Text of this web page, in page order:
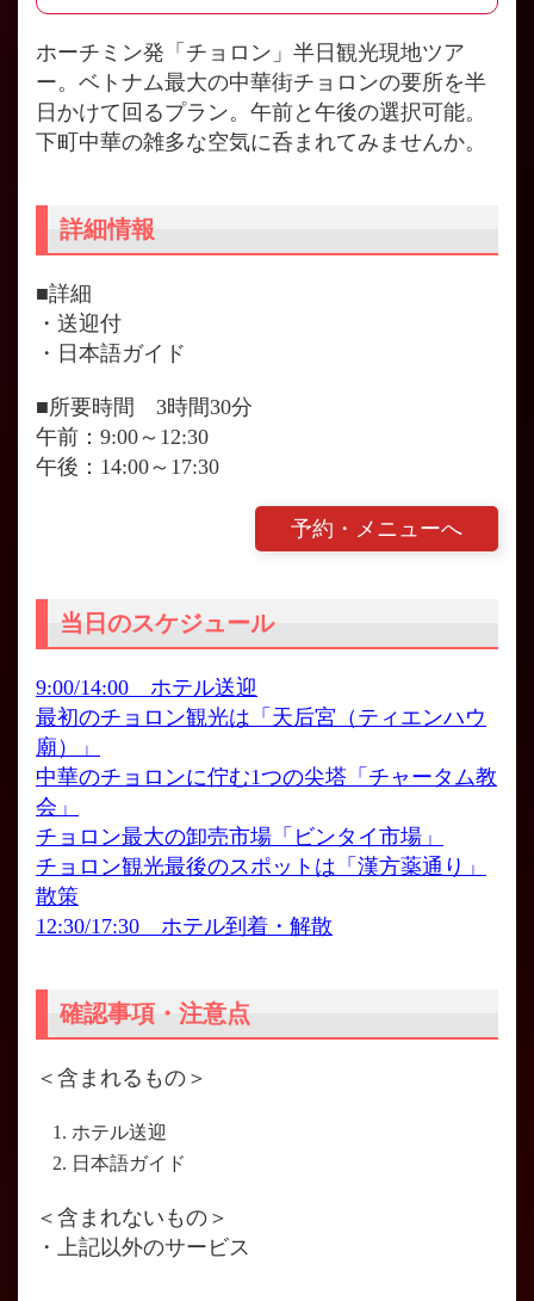
ホーチミン発「チョロン」半日観光現地ツア
ー。ベトナム最大の中華街チョロンの要所を半
日かけて回るプラン。午前と午後の選択可能。
下町中華の雑多な空気に呑まれてみませんか。
詳細情報
■詳細
・送迎付
・日本語ガイド
■所要時間 3時間30分
午前：9:00～12:30
午後：14:00～17:30
予約・メニューへ
当日のスケジュール
9:00/14:00 ホテル送迎
最初のチョロン観光は「天后宮（ティエンハウ
廟）」
中華のチョロンに佇む1つの尖塔「チャータム教
会」
チョロン最大の卸売市場「ビンタイ市場」
チョロン観光最後のスポットは「漢方薬通り」
散策
12:30/17:30 ホテル到着・解散
確認事項・注意点
＜含まれるもの＞
ホテル送迎
日本語ガイド
＜含まれないもの＞
・上記以外のサービス